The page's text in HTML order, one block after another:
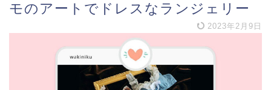
モのアートでドレスなランジェリー
2023年2月9日